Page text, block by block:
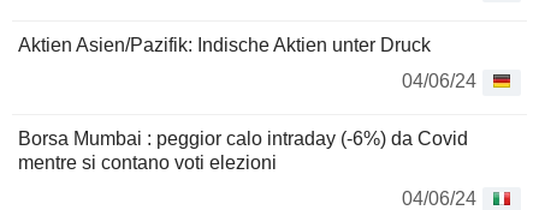
Aktien Asien/Pazifik: Indische Aktien unter Druck
04/06/24
Borsa Mumbai : peggior calo intraday (-6%) da Covid
mentre si contano voti elezioni
04/06/24